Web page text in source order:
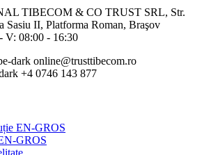
TIBECOM & CO TRUST SRL, Str.
Sasiu II, Platforma Roman, Braşov
V: 08:00 - 16:30
online@trusttibecom.ro
+4 0746 143 877
EN-GROS
GROS